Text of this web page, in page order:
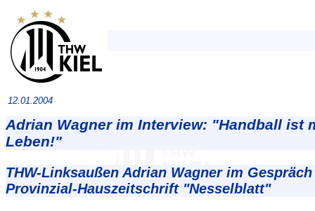
12.01.2004
Adrian Wagner im Interview: "Handball ist
Leben!"
THW-Linksaußen Adrian Wagner im
Provinzial-Hauszeitschrift "Nesselblatt"